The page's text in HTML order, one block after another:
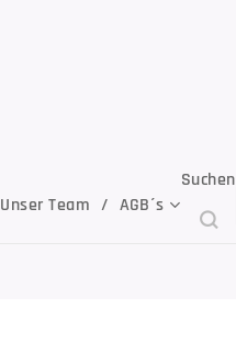
Unser Team AGB´s
Suchen